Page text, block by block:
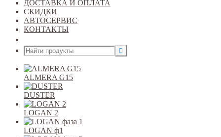
ДОСТАВКА И ОПЛАТА
СКИДКИ
АВТОСЕРВИС
КОНТАКТЫ
ALMERA G15
DUSTER
LOGAN 2
LOGAN ф1